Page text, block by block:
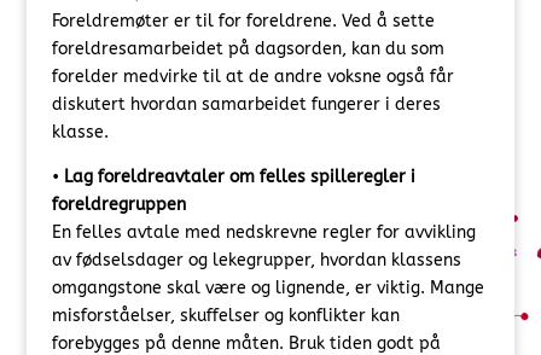
Foreldremøter er til for foreldrene. Ved å sette
foreldresamarbeidet på dagsorden, kan du som
forelder medvirke til at de andre voksne også får
diskutert hvordan samarbeidet fungerer i deres
klasse.
• Lag foreldreavtaler om felles spilleregler i
foreldregruppen
En felles avtale med nedskrevne regler for avvikling
av fødselsdager og lekegrupper, hvordan klassens
omgangstone skal være og lignende, er viktig. Mange
misforståelser, skuffelser og konflikter kan
forebygges på denne måten. Bruk tiden godt på